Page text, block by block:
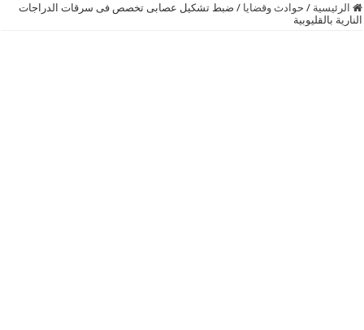
الرئيسية / حوادث وقضايا / ضبط تشكيل عصابى تخصص فى سرقات الدراجات
النارية بالقليوبية